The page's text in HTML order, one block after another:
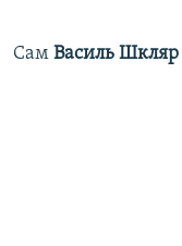
Сам Василь Шкляр